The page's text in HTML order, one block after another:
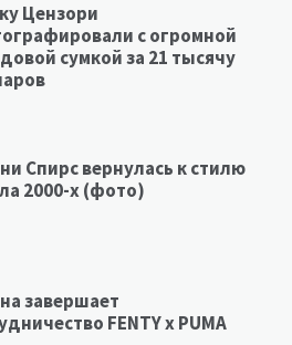
Цензори
с огромной
сумкой за 21 тысячу
Спирс вернулась к стилю
2000-х (фото)
завершает
FENTY х PUMA